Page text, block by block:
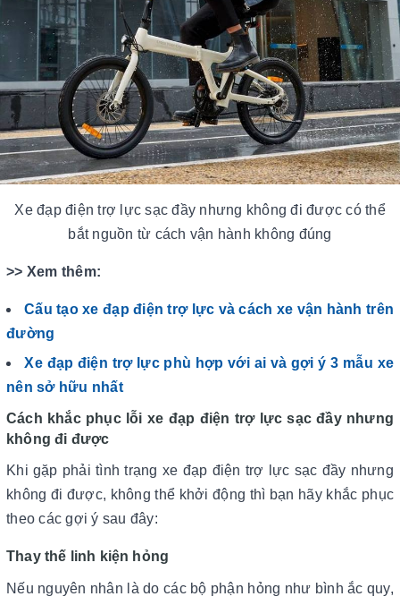
Xe đạp điện trợ lực sạc đầy nhưng không đi được có thể
bắt nguồn từ cách vận hành không đúng
>> Xem thêm:
Cấu tạo xe đạp điện trợ lực và cách xe vận hành trên
đường
Xe đạp điện trợ lực phù hợp với ai và gợi ý 3 mẫu xe
nên sở hữu nhất
Cách khắc phục lỗi xe đạp điện trợ lực sạc đầy nhưng
không đi được
Khi gặp phải tình trạng xe đạp điện trợ lực sạc đầy nhưng
không đi được, không thể khởi động thì bạn hãy khắc phục
theo các gợi ý sau đây:
Thay thế linh kiện hỏng
Nếu nguyên nhân là do các bộ phận hỏng như bình ắc quy,